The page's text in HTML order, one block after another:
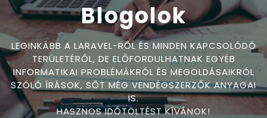
Blogolok
LEGINKÁBB A LARAVEL-RŐL ÉS MINDEN KAPCSOLÓDÓ
TERÜLETÉRŐL, DE ELŐFORDULHATNAK EGYÉB
INFORMATIKAI PROBLÉMÁKRÓL ÉS MEGOLDÁSAIKRÓL
SZÓLÓ ÍRÁSOK, SŐT MÉG VENDÉGSZERZŐK ANYAGAI
IS.
HASZNOS IDŐTÖLTÉST KÍVÁNOK!